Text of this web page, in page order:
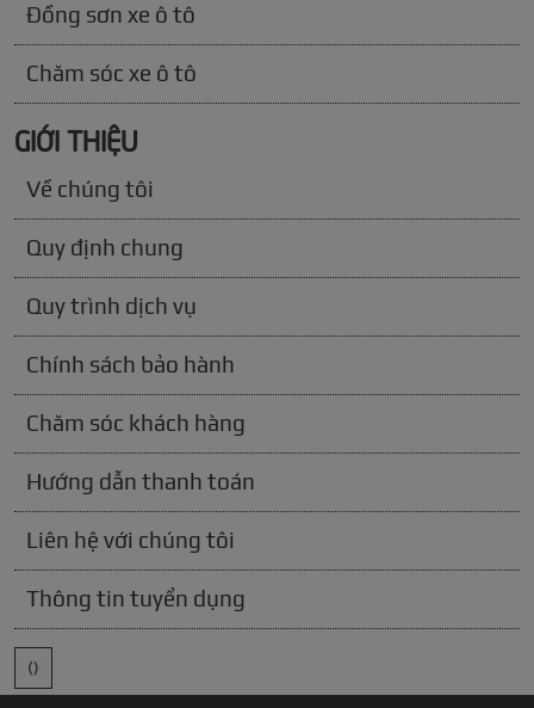
Đồng sơn xe ô tô
Chăm sóc xe ô tô
GIỚI THIỆU
Về chúng tôi
Quy định chung
Quy trình dịch vụ
Chính sách bảo hành
Chăm sóc khách hàng
Hướng dẫn thanh toán
Liên hệ với chúng tôi
Thông tin tuyển dụng
()